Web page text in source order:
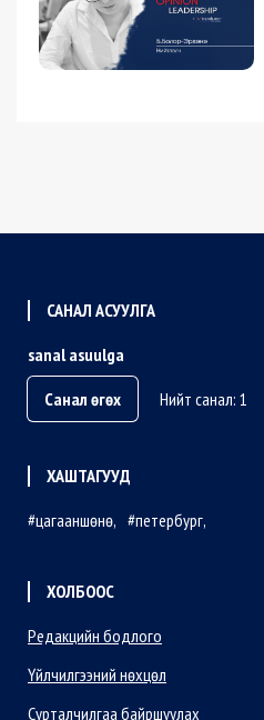
САНАЛ АСУУЛГА
sanal asuulga
Санал өгөх
Нийт санал: 1
ХАШТАГУУД
цагааншөнө
петербург
ХОЛБООС
Редакцийн бодлого
Үйлчилгээний нөхцөл
Сурталчилгаа байршуулах